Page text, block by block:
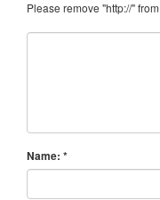
Please remove "http://"
Name: *